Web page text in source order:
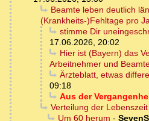
Beamte leben deutlich
(Krankheits-)Fehltage pro
stimme Dir
17.06.2026, 20:02
Hier ist (Bayern) das
Arbeitnehmer und
Ärzteblatt, etwas
09:18
Aus der
Verteilung der Lebenszeit
Um 60 herum -